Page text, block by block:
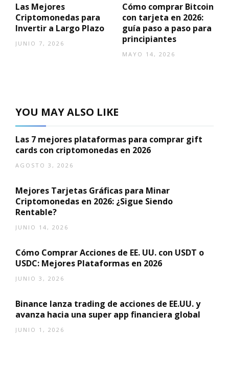
Las Mejores
Criptomonedas para
Invertir a Largo Plazo
JUNIO 7, 2026
Cómo comprar Bitcoin
con tarjeta en 2026:
guía paso a paso para
principiantes
MAYO 14, 2026
YOU MAY ALSO LIKE
Las 7 mejores plataformas para comprar gift
cards con criptomonedas en 2026
AGOSTO 3, 2026
Mejores Tarjetas Gráficas para Minar
Criptomonedas en 2026: ¿Sigue Siendo
Rentable?
JUNIO 14, 2026
Cómo Comprar Acciones de EE. UU. con USDT o
USDC: Mejores Plataformas en 2026
JUNIO 3, 2026
Binance lanza trading de acciones de EE.UU. y
avanza hacia una super app financiera global
JUNIO 1, 2026